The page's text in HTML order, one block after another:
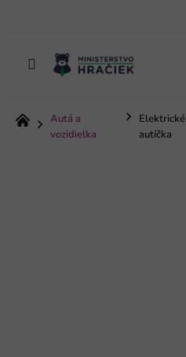
DomovAutá a
vozidielka
Elektrické
autíčka